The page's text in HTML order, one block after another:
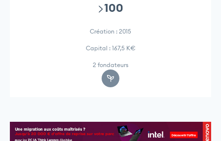
>100
Création : 2015
Capital : 167,5 K€
2 fondateurs